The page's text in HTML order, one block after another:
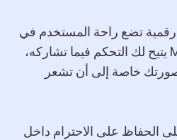
تضع راحة المستخدم في
المقام الأول، فإن ‎Meetville‎ يتيح لك التحكم فيما تشاركه،
خاصة إلى أن تشعر
الحفاظ على الاحترام داخل